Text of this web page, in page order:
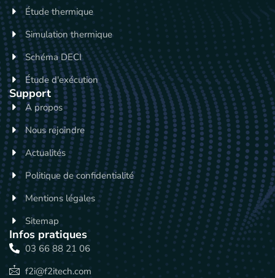
Étude thermique
Simulation thermique
Schéma DECI
Étude d'exécution
Support
A propos
Nous rejoindre
Actualités
Politique de confidentialité
Mentions légales
Sitemap
Infos pratiques
03 66 88 21 06
f2i@f2itech.com